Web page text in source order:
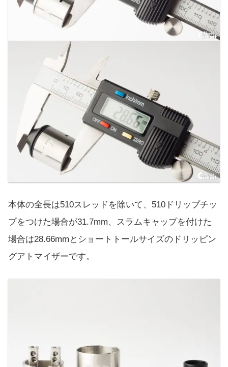
本体の全長は510スレッドを除いて、510ドリップチッ
プをつけた場合が31.7mm、スラムキャップを付けた
場合は28.66mmとショートトールサイズのドリッピン
グアトマイザーです。